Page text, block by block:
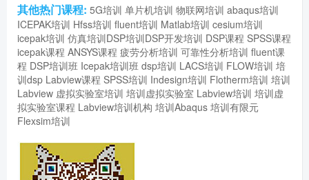
其他热门课程: 5G培训 单片机培训 物联网培训 abaqus培训
ICEPAK培训 Hfss培训 fluent培训 Matlab培训 cesium培训
icepak培训 仿真培训DSP培训DSP开发培训 DSP课程 SPSS课程
icepak课程 ANSYS课程 疲劳分析培训 可靠性分析培训 fluent课
程 DSP培训班 Icepak培训班 dsp培训 LACS培训 FLOW培训 培
训dsp Labview课程 SPSS培训 Indesign培训 Flotherm培训 培训
Labview 虚拟实验室培训 培训虚拟实验室 Labview培训 培训虚
拟实验室课程 Labview培训机构 培训Abaqus 培训有限元
Flexsim培训